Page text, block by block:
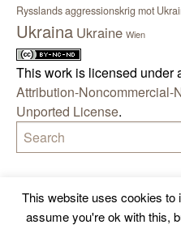
Rysslands aggressionskrig mot
Ukraina Ukraine Wien
This work is licensed under
Attribution-Noncommercial-
Unported License.
This website uses cookies
assume you're ok with this,